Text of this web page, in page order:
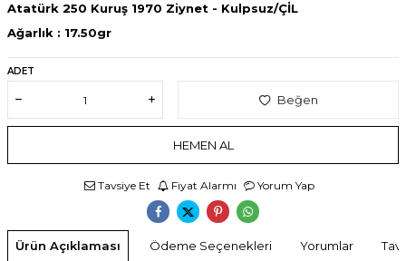
Atatürk 250 Kuruş 1970 Ziynet - Kulpsuz/ÇİL
Ağarlık : 17.50gr
ADET
Beğen
HEMEN AL
Tavsiye Et Fiyat Alarmı Yorum Yap
Ürün Açıklaması Ödeme Seçenekleri Yorumlar